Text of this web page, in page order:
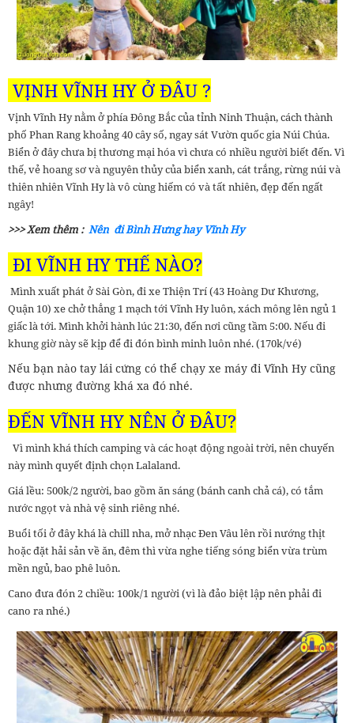
VỊNH VĨNH HY Ở ĐÂU ?
Vịnh Vĩnh Hy nằm ở phía Đông Bắc của tỉnh Ninh Thuận, cách thành
phố Phan Rang khoảng 40 cây số, ngay sát Vườn quốc gia Núi Chúa.
Biển ở đây chưa bị thương mại hóa vì chưa có nhiều người biết đến. Vì
thế, vẻ hoang sơ và nguyên thủy của biển xanh, cát trắng, rừng núi và
thiên nhiên Vĩnh Hy là vô cùng hiếm có và tất nhiên, đẹp đến ngất
ngây!
>>> Xem thêm : Nên đi Bình Hưng hay Vĩnh Hy
ĐI VĨNH HY THẾ NÀO?
Mình xuất phát ở Sài Gòn, đi xe Thiện Trí (43 Hoàng Dư Khương,
Quận 10) xe chở thẳng 1 mạch tới Vĩnh Hy luôn, xách mông lên ngủ 1
giấc là tới. Mình khởi hành lúc 21:30, đến nơi cũng tầm 5:00. Nếu đi
khung giờ này sẽ kịp để đi đón bình minh luôn nhé. (170k/vé)
Nếu bạn nào tay lái cứng có thể chạy xe máy đi Vĩnh Hy cũng
được nhưng đường khá xa đó nhé.
ĐẾN VĨNH HY NÊN Ở ĐÂU?
Vì mình khá thích camping và các hoạt động ngoài trời, nên chuyến
này mình quyết định chọn Lalaland.
Giá lều: 500k/2 người, bao gồm ăn sáng (bánh canh chả cá), có tắm
nước ngọt và nhà vệ sinh riêng nhé.
Buổi tối ở đây khá là chill nha, mở nhạc Đen Vâu lên rồi nướng thịt
hoặc đặt hải sản về ăn, đêm thì vừa nghe tiếng sóng biển vừa trùm
mền ngủ, bao phê luôn.
Cano đưa đón 2 chiều: 100k/1 người (vì là đảo biệt lập nên phải đi
cano ra nhé.)